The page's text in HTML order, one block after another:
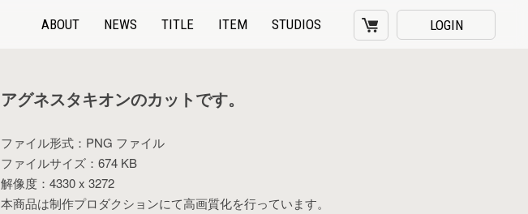
ABOUT NEWS TITLE ITEM STUDIOS LOGIN
アグネスタキオンのカットです。
ファイル形式：PNG ファイル
ファイルサイズ：674 KB
解像度：4330 x 3272
本商品は制作プロダクションにて高画質化を行っています。